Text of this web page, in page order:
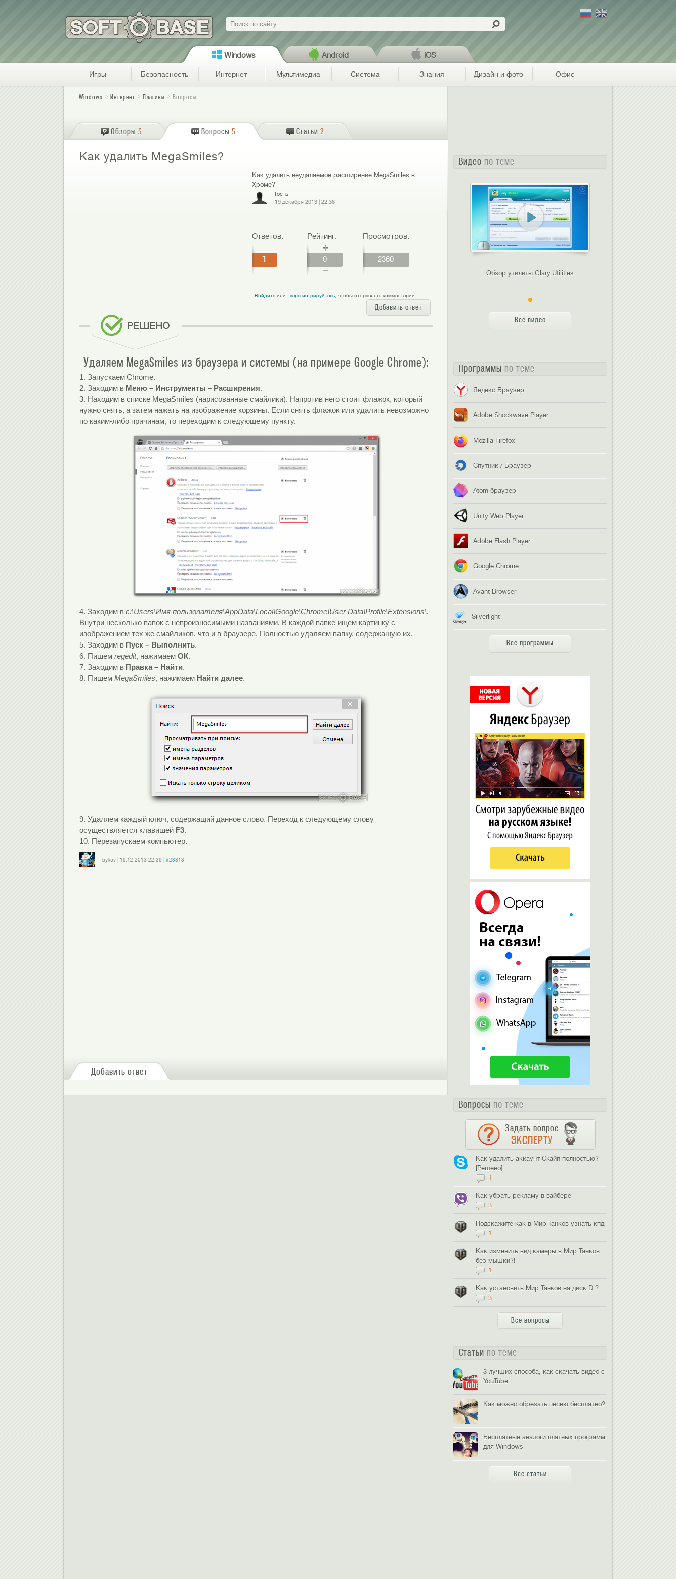
Поиск
Windows Android iOS
Игры Безопасность Интернет Мультимедиа Система Знания Дизайн и фото Офис
Windows Интернет Плагины Вопросы
Обзоры 5 Вопросы 5 Статьи 2
Как удалить MegaSmiles?
Как удалить неудаляемое расширение MegaSmiles в
Хроме?
Гость
19 декабря 2013| 22:36
Ответов:
1
Рейтинг:
0
Просмотров:
2360
Войдитеили зарегистрируйтесь, чтобы отправлять комментарии
Добавить ответ
Удаляем MegaSmiles из браузера и системы (на примере Google Chrome):
1. Запускаем Chrome.
2. Заходим в Меню – Инструменты – Расширения.
3. Находим в списке MegaSmiles (нарисованные смайлики). Напротив него стоит флажок, который
нужно снять, а затем нажать на изображение корзины. Если снять флажок или удалить невозможно
по каким-либо причинам, то переходим к следующему пункту.
4. Заходим в c:\Users\Имя пользователя\AppData\Local\Google\Chrome\User Data\Profile\Extensions\.
Внутри несколько папок с непроизносимыми названиями. В каждой папке ищем картинку с
изображением тех же смайликов, что и в браузере. Полностью удаляем папку, содержащую их.
5. Заходим в Пуск – Выполнить.
6. Пишем regedit, нажимаем ОК.
7. Заходим в Правка – Найти.
8. Пишем MegaSmiles, нажимаем Найти далее.
9. Удаляем каждый ключ, содержащий данное слово. Переход к следующему слову
осуществляется клавишей F3.
10. Перезапускаем компьютер.
bykov| 19.12.2013 22:39
#23813
Добавить ответ
Видео по теме
Обзор утилиты Glary Utilities
Все видео
Программы по теме
Яндекс.Браузер
Adobe Shockwave Player
Mozilla Firefox
Спутник / Браузер
Atom браузер
Unity Web Player
Adobe Flash Player
Google Chrome
Avant Browser
Silverlight
Все программы
Вопросы по теме
Задать вопрос
ЭКСПЕРТУ
Как удалить аккаунт Скайп полностью?
[Решено]
1
Как убрать рекламу в вайбере
3
Подскажите как в Мир Танков узнать кпд
1
Как изменить вид камеры в Мир Танков
без мышки?!
1
Как установить Мир Танков на диск D ?
3
Все вопросы
Статьи по теме
3 лучших способа, как скачать видео с
YouTube
Как можно обрезать песню бесплатно?
Бесплатные аналоги платных программ
для Windows
Все статьи